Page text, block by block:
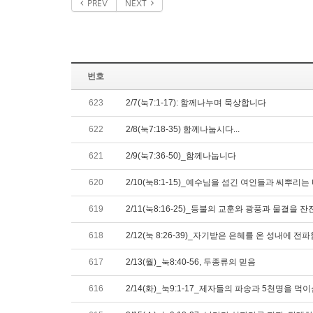
PREV NEXT
번호
623 2/7(눅7:1-17): 함께나누며 묵상합니다
622 2/8(눅7:18-35) 함께나눕시다...
621 2/9(눅7:36-50)_함께나눕니다
620 2/10(눅8:1-15)_예수님을 섬긴 여인들과 씨뿌리는
619 2/11(눅8:16-25)_등불의 교훈와 광풍과 물결을 잔
618 2/12(눅 8:26-39)_자기받은 은혜를 온 성내에 전파
617 2/13(월)_눅8:40-56, 두종류의 믿음
616 2/14(화)_눅9:1-17_제자들의 파송과 5천명을 먹이